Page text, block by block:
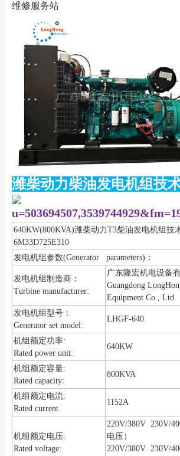
维修服务站
潍柴动力柴油发电机组技
640KW(800KVA)潍柴动力T3柴油发电机组技
6M33D725E310
发电机组参数(Generator parameters)：
发电机组制造商：
Turbine manufacturer:
广东隆宏机电设备
Guangdong
Equipment Co., Ltd.
发电机组型号：
Generator set model:
LHGF-640
机组额定功率:
Rated power unit:
640KW
机组额定容量:
Rated capacity:
800KVA
机组额定电流:
Rated current
1152A
机组额定电压:
Rated voltage:
220V/380V 230V/
电压）
220V/380V 230V/